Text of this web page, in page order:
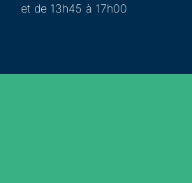
et de 13h45 à 17h00